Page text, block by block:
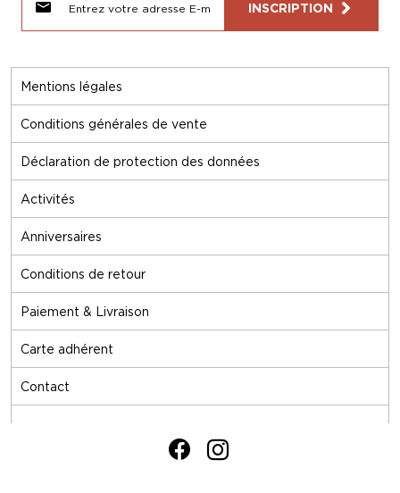
Mentions légales
Conditions générales de vente
Déclaration de protection des données
Activités
Anniversaires
Conditions de retour
Paiement & Livraison
Carte adhérent
Contact
INSCRIPTION